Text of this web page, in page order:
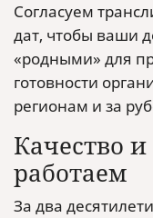
Согласуем
дат, чтобы ваши
«родными» для
готовности
регионам и за
Качество
работаем
За два